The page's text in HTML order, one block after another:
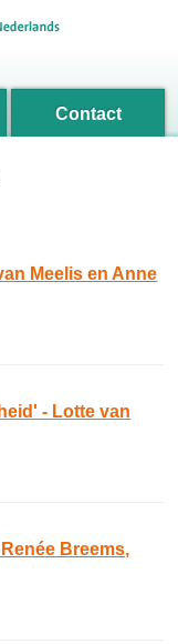
Contact
Meelis en Anne
- Lotte van
Breems,